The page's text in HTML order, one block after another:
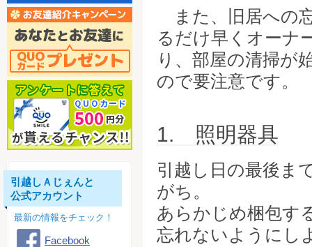
また、旧居への
るだけ早くオーナ
り、部屋の清掃が
ので要注意です。
1. 照明器具
引越し日の最後ま
がち。
あらかじめ梱包す
忘れないようにし
引越しＡじぇんと
公式アカウント
最新の情報をチェック！
Facebook